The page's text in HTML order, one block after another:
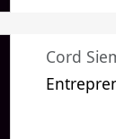
Cord